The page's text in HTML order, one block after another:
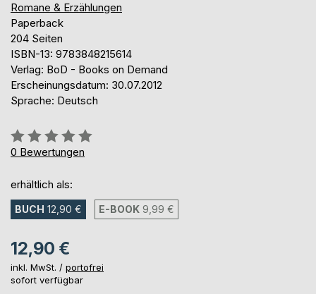
Romane & Erzählungen
Paperback
204 Seiten
ISBN-13: 9783848215614
Verlag: BoD - Books on Demand
Erscheinungsdatum: 30.07.2012
Sprache: Deutsch
Bewertung::
0%
0 Bewertungen
erhältlich als:
BUCH 12,90 € E-BOOK 9,99 €
12,90 €
inkl. MwSt. / portofrei
sofort verfügbar